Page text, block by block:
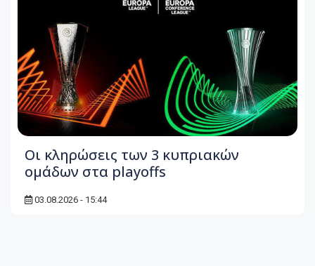
Οι κληρώσεις των 3 κυπριακών
ομάδων στα playoffs
03.08.2026 - 15:44